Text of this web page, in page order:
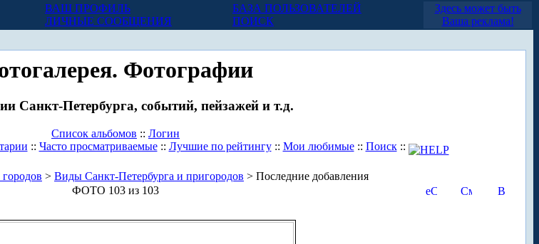
ВАШ ПРОФИЛЬ
ЛИЧНЫЕ СООБЩЕНИЯ
БАЗА ПОЛЬЗОВАТЕЛЕЙ
ПОИСК
Здесь может быть
Ваша реклама!
Фотографии
Санкт-Петербурга, событий, пейзажей и т.д.
Список альбомов :: Логин
:: Часто просматриваемые:: Лучшие по рейтингу:: Мои любимые:: Поиск::
> Виды Санкт-Петербурга и пригородов > Последние добавления
ФОТО 103 из 103